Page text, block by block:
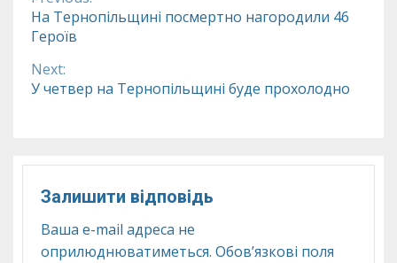
Continue
Reading
На Тернопільщині посмертно нагородили 46
Героїв
Next:
У четвер на Тернопільщині буде прохолодно
Залишити відповідь
Ваша e-mail адреса не
оприлюднюватиметься. Обов’язкові поля